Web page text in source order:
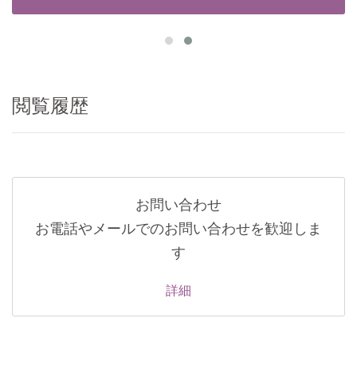
閲覧履歴
お問い合わせ
お電話やメールでのお問い合わせを歓迎しま
す
詳細